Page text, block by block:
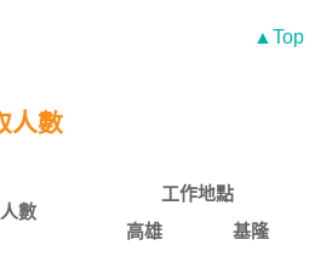
▲Top
人數
數
工作地點
高雄
基隆